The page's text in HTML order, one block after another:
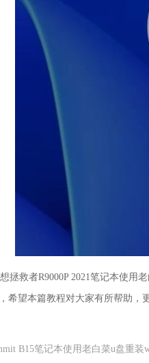
拯救者R9000P 2021笔记本使用
希望本篇教程对大家有所帮助，